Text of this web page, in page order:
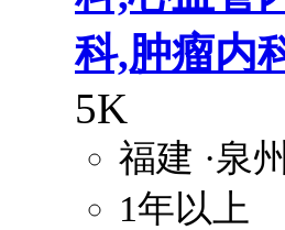
科,肿瘤内
5K
福建 ·泉州
1年以上